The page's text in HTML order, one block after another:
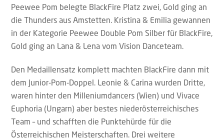
Peewee Pom belegte BlackFire Platz zwei, Gold ging an
die Thunders aus Amstetten. Kristina & Emilia gewannen
in der Kategorie Peewee Double Pom Silber für BlackFire,
Gold ging an Lana & Lena vom Vision Danceteam.
Den Medaillensatz komplett machten BlackFire dann mit
dem Junior-Pom-Doppel. Leonie & Carina wurden Dritte,
waren hinter den Milleniumdancers (Wien) und Vivace
Euphoria (Ungarn) aber bestes niederösterreichisches
Team – und schafften die Punktehürde für die
Österreichischen Meisterschaften. Drei weitere